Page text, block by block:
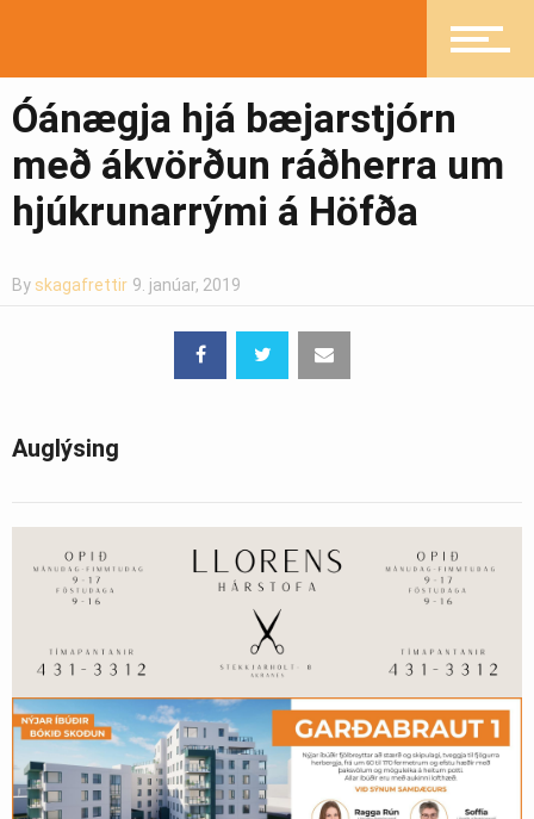
Mannlíf
Heilsueflandi samfélag
Ljósmyndasafn
Óánægja hjá bæjarstjórn
með ákvörðun ráðherra um
hjúkrunarrými á Höfða
By skagafrettir 9. janúar, 2019
Auglýsing